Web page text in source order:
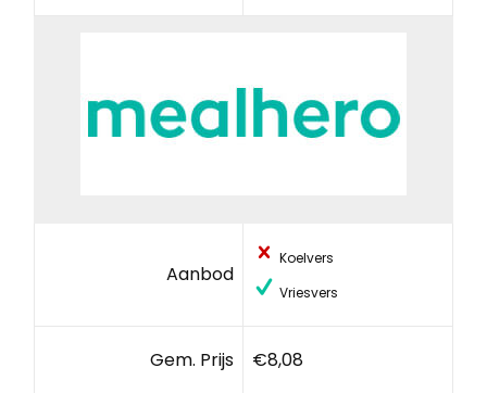
Aanbod
Koelvers
Vriesvers
Gem. Prijs €8,08